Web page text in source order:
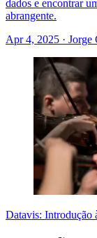
dados e encontrar
abrangente.
Apr 4, 2025 · Jorge
Datavis: Introdução